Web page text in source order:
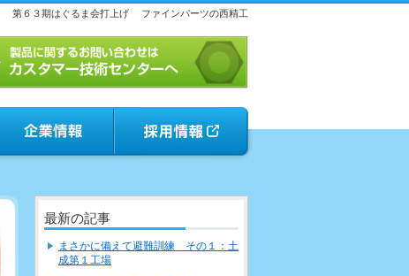
第６３期はぐるま会打上げ ファインパーツの西精工
最新の記事
まさかに備えて避難訓練 その１：土
成第１工場